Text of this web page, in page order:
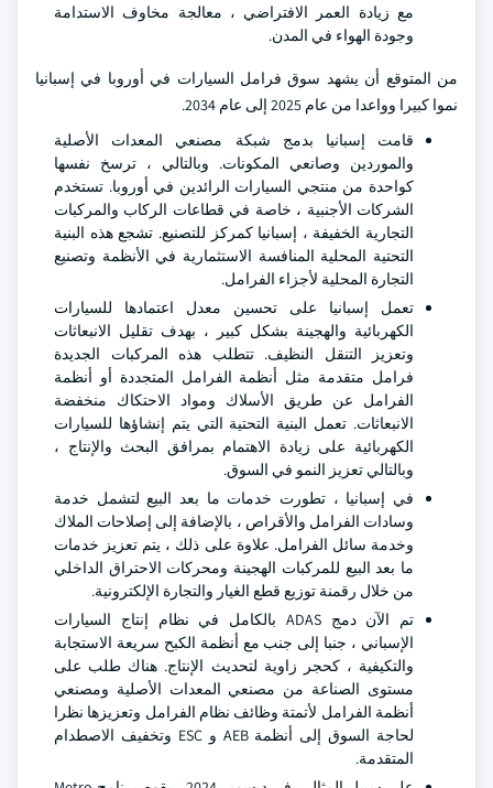
مع زيادة العمر الافتراضي ، معالجة مخاوف الاستدامة
وجودة الهواء في المدن.
من المتوقع أن يشهد سوق فرامل السيارات في أوروبا في إسبانيا
نموا كبيرا وواعدا من عام 2025 إلى عام 2034.
قامت إسبانيا بدمج شبكة مصنعي المعدات الأصلية
والموردين وصانعي المكونات. وبالتالي ، ترسخ نفسها
كواحدة من منتجي السيارات الرائدين في أوروبا. تستخدم
الشركات الأجنبية ، خاصة في قطاعات الركاب والمركبات
التجارية الخفيفة ، إسبانيا كمركز للتصنيع. تشجع هذه البنية
التحتية المحلية المنافسة الاستثمارية في الأنظمة وتصنيع
التجارة المحلية لأجزاء الفرامل.
تعمل إسبانيا على تحسين معدل اعتمادها للسيارات
الكهربائية والهجينة بشكل كبير ، بهدف تقليل الانبعاثات
وتعزيز التنقل النظيف. تتطلب هذه المركبات الجديدة
فرامل متقدمة مثل أنظمة الفرامل المتجددة أو أنظمة
الفرامل عن طريق الأسلاك ومواد الاحتكاك منخفضة
الانبعاثات. تعمل البنية التحتية التي يتم إنشاؤها للسيارات
الكهربائية على زيادة الاهتمام بمرافق البحث والإنتاج ،
وبالتالي تعزيز النمو في السوق.
في إسبانيا ، تطورت خدمات ما بعد البيع لتشمل خدمة
وسادات الفرامل والأقراص ، بالإضافة إلى إصلاحات الملاك
وخدمة سائل الفرامل. علاوة على ذلك ، يتم تعزيز خدمات
ما بعد البيع للمركبات الهجينة ومحركات الاحتراق الداخلي
من خلال رقمنة توزيع قطع الغيار والتجارة الإلكترونية.
تم الآن دمج ADAS بالكامل في نظام إنتاج السيارات
الإسباني ، جنبا إلى جنب مع أنظمة الكبح سريعة الاستجابة
والتكيفية ، كحجر زاوية لتحديث الإنتاج. هناك طلب على
مستوى الصناعة من مصنعي المعدات الأصلية ومصنعي
أنظمة الفرامل لأتمتة وظائف نظام الفرامل وتعزيزها نظرا
لحاجة السوق إلى أنظمة AEB و ESC وتخفيف الاصطدام
المتقدمة.